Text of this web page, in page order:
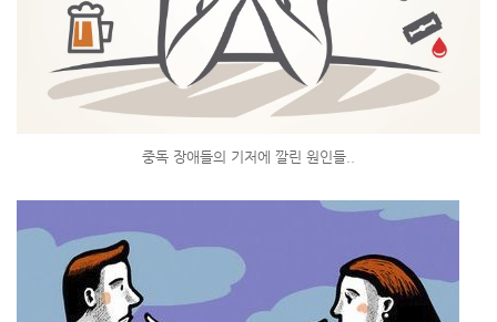
중독 장애들의 기저에 깔린 원인들..